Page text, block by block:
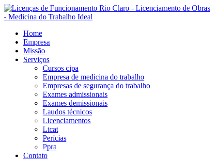
Home
Empresa
Missão
Serviços
Cursos cipa
Empresa de medicina do trabalho
Empresas de segurança do trabalho
Exames admissionais
Exames demissionais
Laudos técnicos
Licenciamentos
Ltcat
Perícias
Ppra
Contato